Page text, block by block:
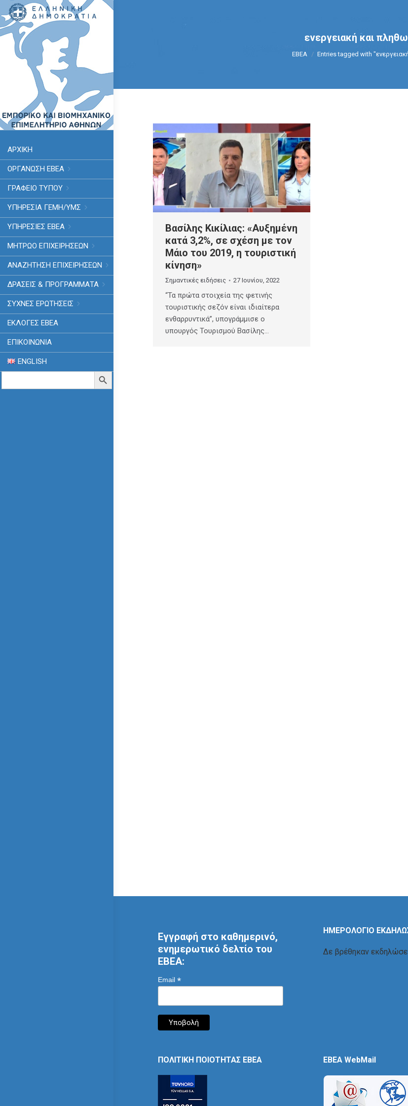
ΑΡΧΙΚΗ
ΟΡΓΑΝΩΣΗ ΕΒΕΑ
ΓΡΑΦΕΙΟ ΤΥΠΟΥ
ΥΠΗΡΕΣΊΑ ΓΕΜΗ/ΥΜΣ
ΥΠΗΡΕΣΙΕΣ ΕΒΕΑ
ΜΗΤΡΩΟ ΕΠΙΧΕΙΡΗΣΕΩΝ
ΑΝΑΖΗΤΗΣΗ ΕΠΙΧΕΙΡΗΣΕΩΝ
ΔΡΑΣΕΙΣ & ΠΡΟΓΡΑΜΜΑΤΑ
ΣΥΧΝΕΣ ΕΡΩΤΗΣΕΙΣ
ΕΚΛΟΓΈΣ ΕΒΕΑ
ΕΠΙΚΟΙΝΩΝΙΑ
ENGLISH
Search
Search Button
ενεργειακή και
You are here:
ΕΒΕΑ Entries tagged with
Βασίλης Κικίλιας: «Αυξημένη
κατά 3,2%, σε σχέση με τον
Μάιο του 2019, η τουριστική
κίνηση»
Σημαντικές ειδήσεις 27 Ιουνίου, 2022
“Τα πρώτα στοιχεία της φετινής
τουριστικής σεζόν είναι ιδιαίτερα
ενθαρρυντικά”, υπογράμμισε ο
υπουργός Τουρισμού Βασίλης…
Εγγραφή στο καθημερινό,
ενημερωτικό δελτίο του
ΕΒΕΑ:
Email *
ΗΜΕΡΟΛΟΓΙΟ
Δε βρέθηκαν
ΠΟΛΙΤΙΚΗ ΠΟΙΟΤΗΤΑΣ ΕΒΕΑ EBEA WebMail